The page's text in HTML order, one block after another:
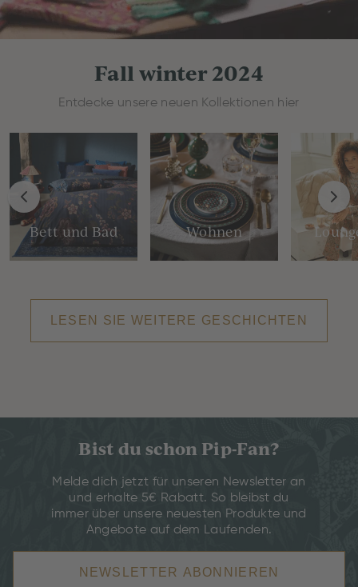
Fall winter 2024
Entdecke unsere neuen Kollektionen hier
Bett und Bad Wohnen
LESEN SIE WEITERE GESCHICHTEN
Bist du schon Pip-Fan?
Melde dich jetzt für unseren Newsletter an
und erhalte 5€ Rabatt. So bleibst du
immer über unsere neuesten Produkte und
Angebote auf dem Laufenden.
NEWSLETTER ABONNIEREN